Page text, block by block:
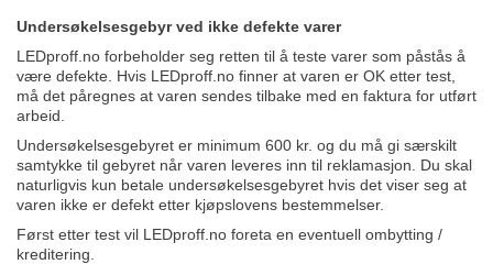
Undersøkelsesgebyr ved ikke defekte varer
LEDproff.no forbeholder seg retten til å teste varer som påstås å
være defekte. Hvis LEDproff.no finner at varen er OK etter test,
må det påregnes at varen sendes tilbake med en faktura for utført
arbeid.
Undersøkelsesgebyret er minimum 600 kr. og du må gi særskilt
samtykke til gebyret når varen leveres inn til reklamasjon. Du skal
naturligvis kun betale undersøkelsesgebyret hvis det viser seg at
varen ikke er defekt etter kjøpslovens bestemmelser.
Først etter test vil LEDproff.no foreta en eventuell ombytting /
kreditering.